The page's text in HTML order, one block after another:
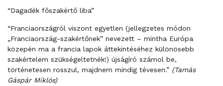
“Dagadék főszakértő liba”
“Franciaországról viszont egyetlen (jellegzetes módon
„Franciaország-szakértőnek” nevezett – mintha Európa
közepén ma a francia lapok áttekintéséhez különösebb
szakértelem szükségeltetnék!) újságíró számol be,
történetesen rosszul, majdnem mindig tévesen.” (Tamás
Gáspár Miklós)